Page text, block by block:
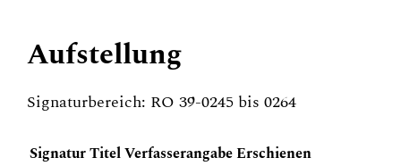
Aufstellung
Signaturbereich: RO 39-0245 bis 0264
SignaturTitelVerfasserangabeErschienen